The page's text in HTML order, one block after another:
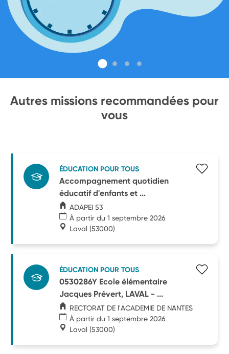
Autres missions recommandées pour
vous
ÉDUCATION POUR TOUS
Accompagnement quotidien
éducatif d'enfants et ...
ADAPEI 53
À partir du 1 septembre 2026
Laval (53000)
ÉDUCATION POUR TOUS
0530286Y Ecole élémentaire
Jacques Prévert, LAVAL - ...
RECTORAT DE l'ACADEMIE DE NANTES
À partir du 1 septembre 2026
Laval (53000)